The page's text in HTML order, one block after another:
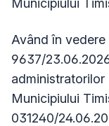
Municipiului
Având în
9637/
administratorilor
Municipiului
031240/